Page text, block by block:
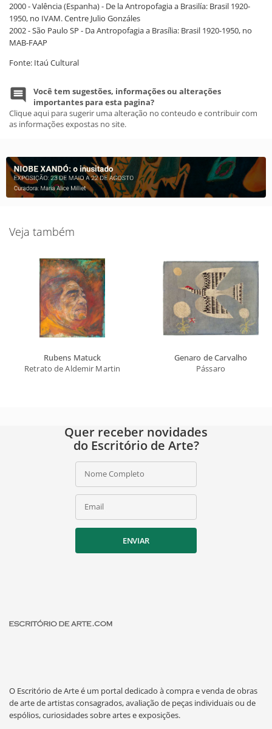
2000 - Valência (Espanha) - De la Antropofagia a Brasilía: Brasil 1920-
1950, no IVAM. Centre Julio Gonzáles
2002 - São Paulo SP - Da Antropofagia a Brasília: Brasil 1920-1950, no
MAB-FAAP
Fonte: Itaú Cultural
Você tem sugestões, informações ou alterações
importantes para esta pagina?
Clique aqui para sugerir uma alteração no conteudo e contribuir com
as informações expostas no site.
Veja também
Rubens Matuck
Retrato de Aldemir Martins
Genaro de Carvalho
Pássaro
Quer receber novidades
do Escritório de Arte?
Nome Completo
Email
ENVIAR
O Escritório de Arte é um portal dedicado à compra e venda de obras
de arte de artistas consagrados, avaliação de peças individuais ou de
espólios, curiosidades sobre artes e exposições.